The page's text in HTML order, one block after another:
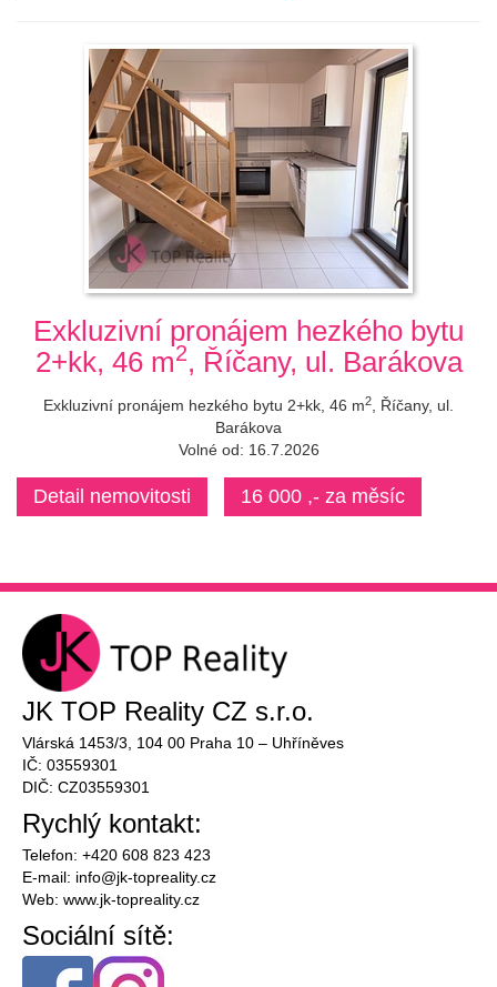
Exkluzivní pronájem hezkého bytu
2+kk, 46 m2, Říčany, ul. Barákova
Exkluzivní pronájem hezkého bytu 2+kk, 46 m2
, Říčany, ul.
Barákova
Volné od: 16.7.2026
Detail nemovitosti 16 000 ,- za měsíc
JK TOP Reality CZ s.r.o.
Vlárská 1453/3, 104 00 Praha 10 – Uhříněves
IČ: 03559301
DIČ: CZ03559301
Rychlý kontakt:
Telefon: +420 608 823 423
E-mail: info@jk-topreality.cz
Web: www.jk-topreality.cz
Sociální sítě: